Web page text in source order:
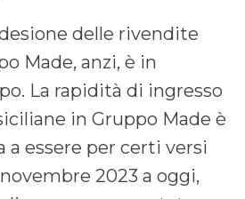
delle rivendite
Made, anzi, è in
La rapidità di ingresso
in Gruppo Made è
a essere per certi versi
2023 a oggi,